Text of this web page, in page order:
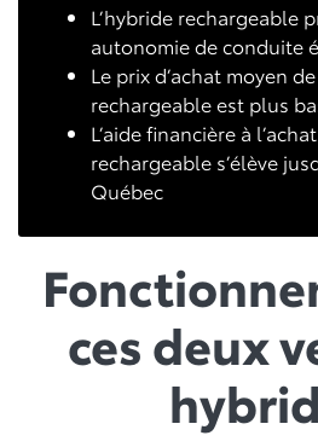
L’hybride rechargeable
autonomie de conduite
Le prix d’achat moyen
rechargeable est plus
L’aide financière à
rechargeable s’élève
Québec
ces deux